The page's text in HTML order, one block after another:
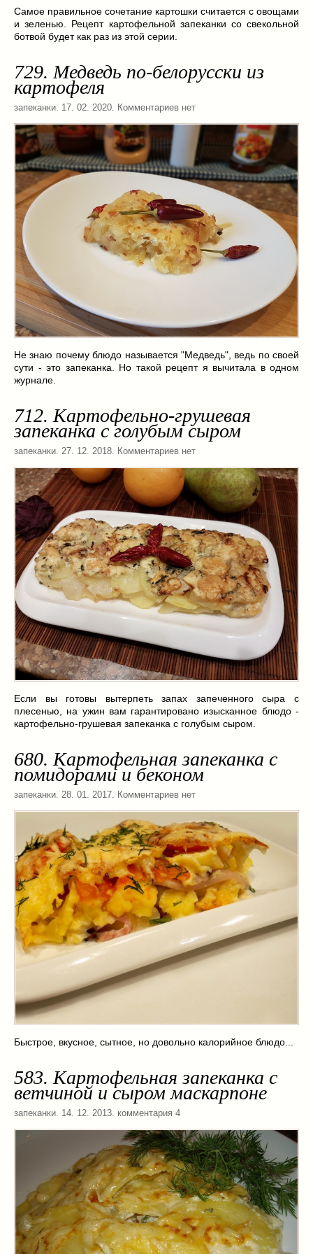
пироги (8)
рецепты теста(2)
без выпечки(5)
хворост(1)
вареное(0)
жареное(3)
запекаем(11)
напитки
рыбные блюда(4)
(11)
соусы
Супы
тушеное(3)
Заначка на зиму!(29)
Грибы(5)
Напитки(3)
Овощные заготовки(11)
Поговорим о
конкурсы(7)
Постные рецепты(8)
Праздничные блюда (21)
8 марта(1)
День всех влюбленных(3)
мужские даты(1)
Новогоднее меню (9)
Пасха (7)
Самое правильное сочетание картошки считается с овощами
и зеленью. Рецепт картофельной запеканки со свекольной
ботвой будет как раз из этой серии.
729. Медведь по-белорусски из
картофеля
запеканки . 17. 02. 2020. Комментариев нет
Не знаю почему блюдо называется "Медведь", ведь по своей
сути - это запеканка. Но такой рецепт я вычитала в одном
журнале.
712. Картофельно-грушевая
запеканка с голубым сыром
запеканки . 27. 12. 2018. Комментариев нет
Если вы готовы вытерпеть запах запеченного сыра с
плесенью, на ужин вам гарантировано изысканное блюдо -
картофельно-грушевая запеканка с голубым сыром.
680. Картофельная запеканка с
помидорами и беконом
запеканки . 28. 01. 2017. Комментариев нет
Быстрое, вкусное, сытное, но довольно калорийное блюдо...
583. Картофельная запеканка с
ветчиной и сыром маскарпоне
запеканки . 14. 12. 2013. комментария 4